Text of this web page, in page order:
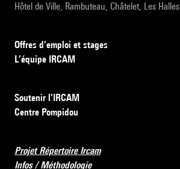
Hôtel de Ville, Rambuteau, Châtelet, Les Halles
Offres d’emploi et stages
L’équipe IRCAM
Soutenir l’IRCAM
Centre Pompidou
Projet Répertoire Ircam
Infos / Méthodologie